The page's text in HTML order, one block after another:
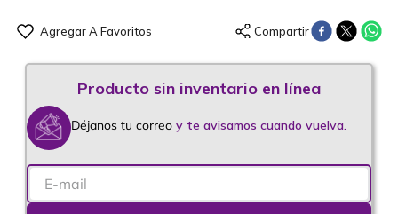
Déjanos tu correo y te avisamos cuando vuelva.